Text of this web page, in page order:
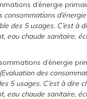
d’énergie
consommations
des 5 usages. C’est à
eau chaude sanitaire,
d’énergie
(Evaluation des
5 usages. C’est à dire
eau chaude sanitaire,